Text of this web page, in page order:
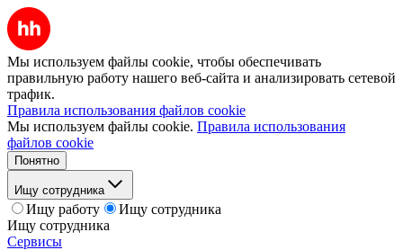
Мы используем файлы cookie, чтобы обеспечивать
правильную работу нашего веб-сайта и анализировать сетевой
трафик.
Правила использования файлов cookie
Мы используем файлы cookie. Правила использования
файлов cookie
Понятно
Ищу сотрудника
Ищу работу
Ищу сотрудника
Ищу сотрудника
Сервисы